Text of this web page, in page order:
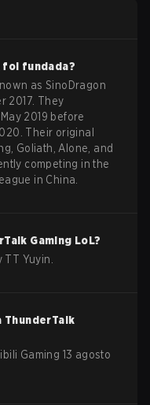
foi fundada?
as SinoDragon
2017. They
2019 before
Their original
Goliath, Alone, and
competing in the
in China.
Gaming LoL?
Yuyin.
ThunderTalk
Gaming 13 agosto